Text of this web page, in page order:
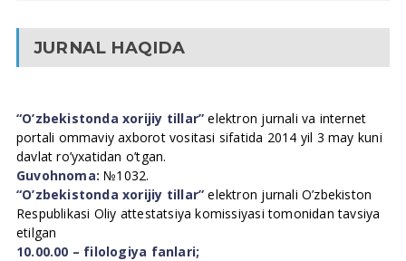
JURNAL HAQIDA
“O’zbekistonda xorijiy tillar” elektron jurnali va internet
portali ommaviy axborot vositasi sifatida 2014 yil 3 may kuni
davlat ro’yxatidan o’tgan.
Guvohnoma: №1032.
“O’zbekistonda xorijiy tillar” elektron jurnali O’zbekiston
Respublikasi Oliy attestatsiya komissiyasi tomonidan tavsiya
etilgan
10.00.00 – filologiya fanlari;